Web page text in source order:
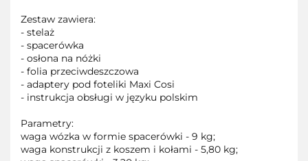
Zestaw zawiera:
- stelaż
- spacerówka
- osłona na nóżki
- folia przeciwdeszczowa
- adaptery pod foteliki Maxi Cosi
- instrukcja obsługi w języku polskim
Parametry:
waga wózka w formie spacerówki - 9 kg;
waga konstrukcji z koszem i kołami - 5,80 kg;